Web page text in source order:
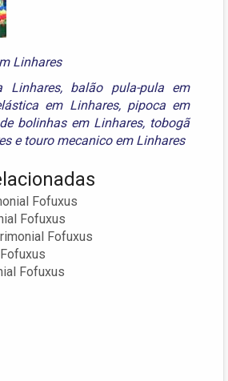
Linhares
Linhares, balão pula-pula em
em Linhares, pipoca em
bolinhas em Linhares, tobogã
e touro mecanico em Linhares
Fofuxus
Fofuxus
Fofuxus
Fofuxus